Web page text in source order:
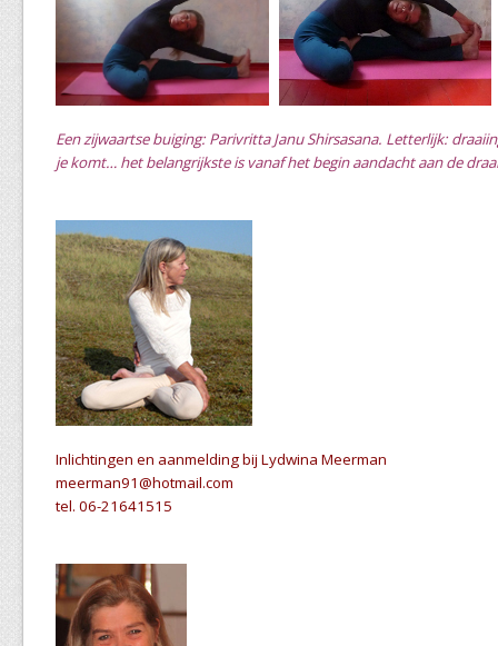
Een zijwaartse buiging: Parivritta Janu Shirsasana. Letterlijk:
je komt… het belangrijkste is vanaf het begin aandacht aan de
Inlichtingen en aanmelding bij Lydwina Meerman
meerman91@hotmail.com
tel. 06-21641515